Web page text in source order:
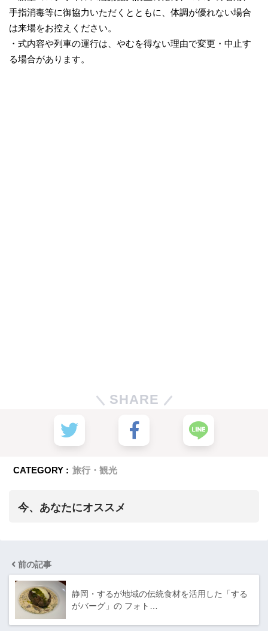
手指消毒等に御協力いただくとともに、体調が優れない場合
は来場をお控えください。
・式内容や列車の運行は、やむを得ない理由で変更・中止す
る場合があります。
SHARE
CATEGORY : 旅行・観光
今、あなたにオススメ
前の記事
静岡・するが地域の伝統食材を活用した「する
がバーグ」の フォト…